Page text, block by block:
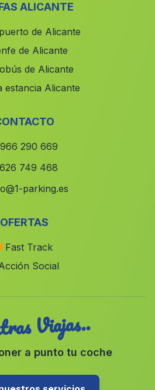
(Valencia)
ALICANTE
de Alicante
de Alicante
de Alicante
estancia Alicante
966 290 669
626 749 468
parking.es
OFERTAS
Fast Track
Social
Viajas..
a punto tu coche